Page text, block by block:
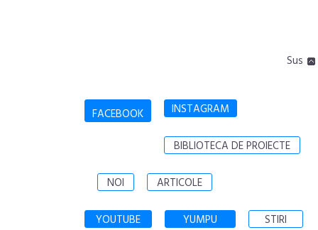
Sus
FACEBOOK INSTAGRAM
BIBLIOTECA DE PROIECTE
NOI ARTICOLE
YOUTUBE YUMPU STIRI